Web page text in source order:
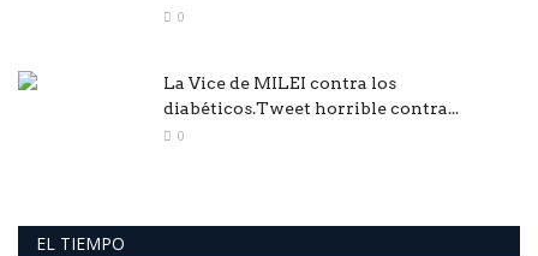
0
La Vice de MILEI contra los
diabéticos.Tweet horrible contra...
0
EL TIEMPO